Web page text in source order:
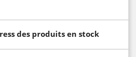
des produits en stock